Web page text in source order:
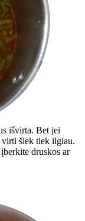
išvirta. Bet jei
virti šiek tiek ilgiau.
druskos ar